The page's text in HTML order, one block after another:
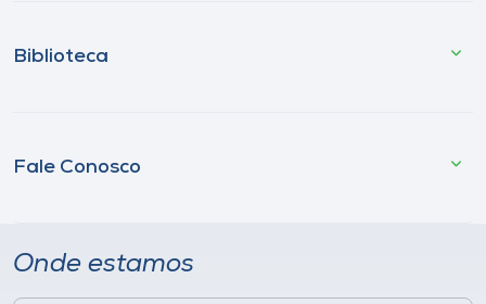
Biblioteca
Fale Conosco
Onde estamos